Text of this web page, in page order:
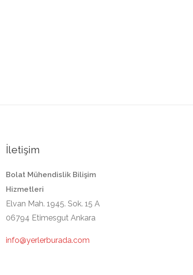
İletişim
Bolat Mühendislik Bilişim
Hizmetleri
Elvan Mah. 1945. Sok. 15 A
06794 Etimesgut Ankara
info@yerlerburada.com